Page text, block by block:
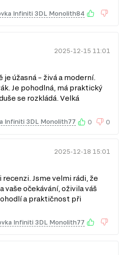
což ocení zejména majitelé
Infiniti 3DL Monolith84
2025-12-15 11:01
je úžasná – živá a moderní.
Je pohodlná, má praktický
se rozkládá. Velká
Infiniti 3DL Monolith77 0 0
2025-12-18 15:01
recenzi. Jsme velmi rádi, že
vaše očekávání, oživila váš
a praktičnost při
Infiniti 3DL Monolith77